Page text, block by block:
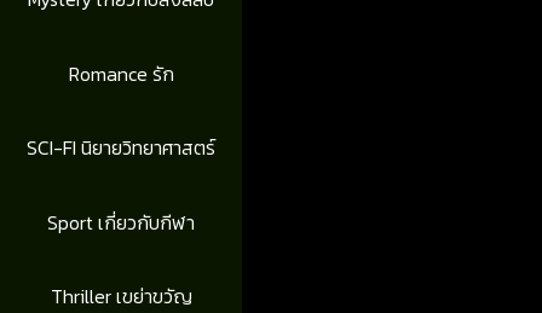
Romance รัก
SCI-FI นิยายวิทยาศาสตร์
Sport เกี่ยวกับกีฬา
Thriller เขย่าขวัญ